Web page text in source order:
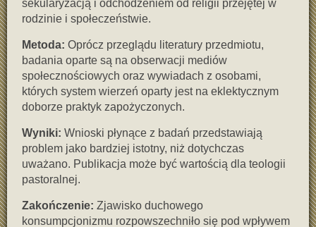
sekularyzacją i odchodzeniem od religii przejętej w
rodzinie i społeczeństwie.
Metoda: Oprócz przeglądu literatury przedmiotu,
badania oparte są na obserwacji mediów
społecznościowych oraz wywiadach z osobami,
których system wierzeń oparty jest na eklektycznym
doborze praktyk zapożyczonych.
Wyniki: Wnioski płynące z badań przedstawiają
problem jako bardziej istotny, niż dotychczas
uważano. Publikacja może być wartością dla teologii
pastoralnej.
Zakończenie: Zjawisko duchowego
konsumpcjonizmu rozpowszechniło się pod wpływem